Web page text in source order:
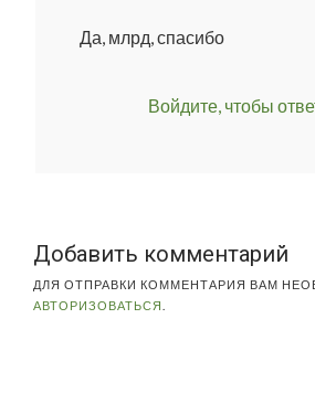
Да, млрд, спасибо
Войдите, чтобы
Добавить комментарий
ДЛЯ ОТПРАВКИ КОММЕНТАРИЯ ВАМ
АВТОРИЗОВАТЬСЯ